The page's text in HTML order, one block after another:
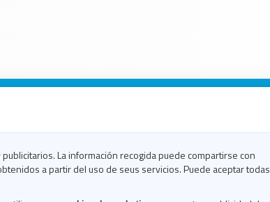
La información recogida puede compartirse con
a partir del uso de seus servicios. Puede aceptar todas